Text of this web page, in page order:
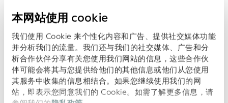
本网站使用 cookie
我们使用 Cookie 来个性化内容和广告、提供社交媒体功能
并分析我们的流量。我们还与我们的社交媒体、广告和分
析合作伙伴分享有关您使用我们网站的信息，这些合作伙
伴可能会将其与您提供给他们的其他信息或他们从您使用
其服务中收集的信息相结合。如果您继续使用我们的网
站，即表示您同意我们的 Cookie。如需了解更多信息，请
FIWARE 基金会(FIWARE Foundation)- 准会员
FIWARE 基金会是一家非营利性组织，致力于推动采用开